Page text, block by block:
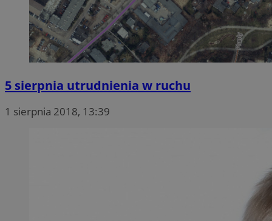
5 sierpnia utrudnienia w ruchu
1 sierpnia 2018, 13:39